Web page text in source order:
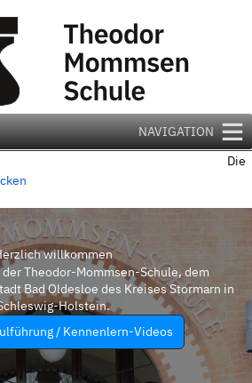
NAVIGATION
willkommen
Theodor-Mommsen-Schule, dem
Bad Oldesloe des Kreises Stormarn in
Holstein.
/ Kennenlern-Videos